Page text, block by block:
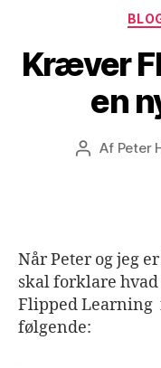
Kræver
en
Af Peter
Når Peter og jeg
skal forklare
Flipped Learning
følgende: